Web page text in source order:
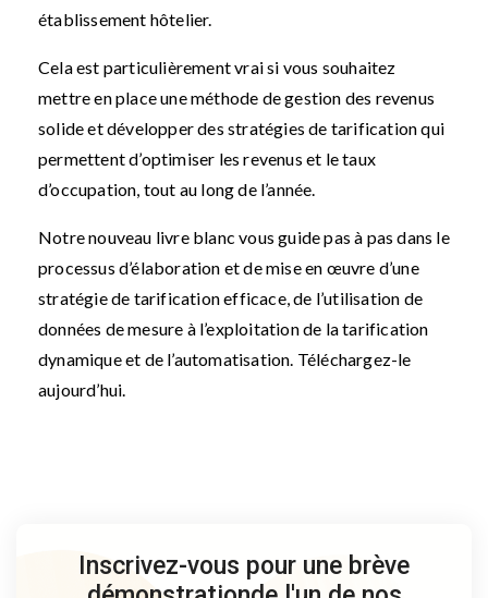
établissement hôtelier.
Cela est particulièrement vrai si vous souhaitez
mettre en place une méthode de gestion des revenus
solide et développer des stratégies de tarification qui
permettent d’optimiser les revenus et le taux
d’occupation, tout au long de l’année.
Notre nouveau livre blanc vous guide pas à pas dans le
processus d’élaboration et de mise en œuvre d’une
stratégie de tarification efficace, de l’utilisation de
données de mesure à l’exploitation de la tarification
dynamique et de l’automatisation. Téléchargez-le
aujourd’hui.
Inscrivez-vous pour une brève